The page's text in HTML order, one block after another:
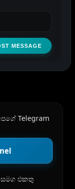
MESSAGE
Telegram
සමග එකතු